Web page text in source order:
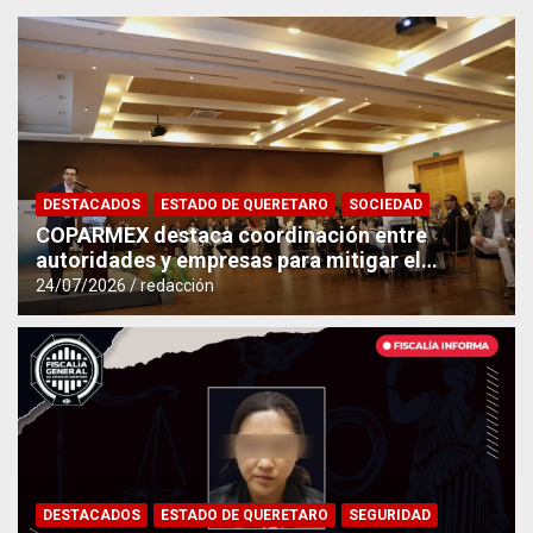
DESTACADOS ESTADO DE QUERETARO SOCIEDAD
COPARMEX destaca coordinación entre
autoridades y empresas para mitigar el
impacto del Tren México–Querétaro
24/07/2026 redacción
DESTACADOS ESTADO DE QUERETARO SEGURIDAD